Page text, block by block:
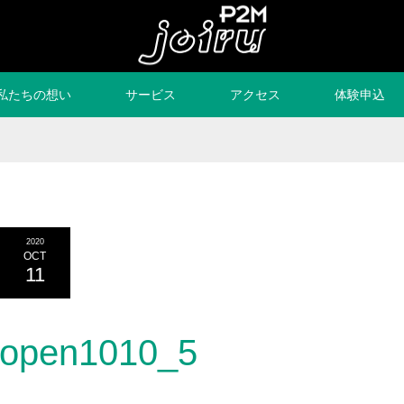
たちの想い サービス アクセス 体験申込
2020
OCT
11
open1010_5